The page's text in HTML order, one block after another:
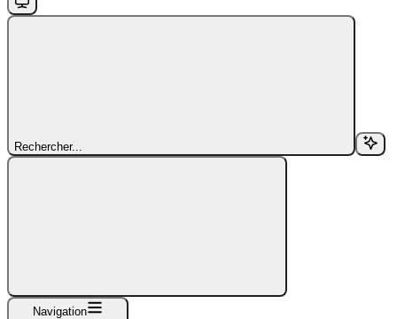
Rechercher...
Navigation